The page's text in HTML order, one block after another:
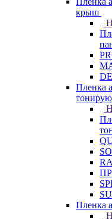
крыш
Пленка
Пленка